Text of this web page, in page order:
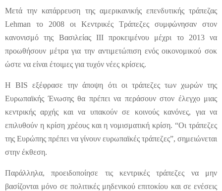
Μετά την κατάρρευση της αμερικανικής επενδυτικής τράπεζας
Lehman το 2008 οι Κεντρικές Τράπεζες συμφώνησαν στον
κανονισμό της Βασιλείας ΙΙΙ προκειμένου μέχρι το 2013 να
προωθήσουν μέτρα για την αντιμετώπιση ενός οικονομικού σοκ
ώστε να είναι έτοιμες για τυχόν νέες κρίσεις.
Η BIS εξέφρασε την άποψη ότι οι τράπεζες των χωρών της
Ευρωπαϊκής Ένωσης θα πρέπει να περάσουν στον έλεγχο μιας
κεντρικής αρχής και να υπακούν σε κοινούς κανόνες, για να
επιλυθούν η κρίση χρέους και η νομισματική κρίση. “Οι τράπεζες
της Ευρώπης πρέπει να γίνουν ευρωπαϊκές τράπεζες”, σημειώνεται
στην έκθεση.
Παράλληλα, προειδοποίησε τις κεντρικές τράπεζες να μην
βασίζονται μόνο σε πολιτικές μηδενικού επιτοκίου και σε ενέσεις